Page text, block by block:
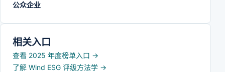
公众企业
相关入口
查看 2025 年度榜单入口 →
了解 Wind ESG 评级方法学 →